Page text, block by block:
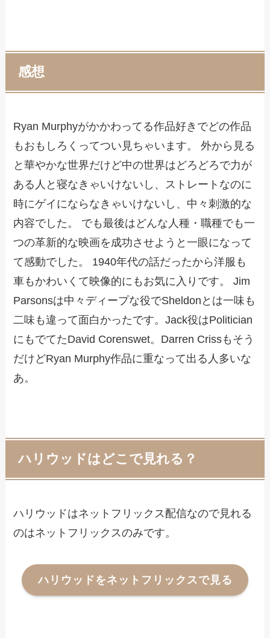
感想
Ryan Murphyがかかわってる作品好きでどの作品
もおもしろくってつい見ちゃいます。 外から見る
と華やかな世界だけど中の世界はどろどろで力が
ある人と寝なきゃいけないし、ストレートなのに
時にゲイにならなきゃいけないし、中々刺激的な
内容でした。 でも最後はどんな人種・職種でも一
つの革新的な映画を成功させようと一眼になって
て感動でした。 1940年代の話だったから洋服も
車もかわいくて映像的にもお気に入りです。 Jim
Parsonsは中々ディープな役でSheldonとは一味も
二味も違って面白かったです。Jack役はPolitician
にもでてたDavid Corenswet。Darren Crissもそう
だけどRyan Murphy作品に重なって出る人多いな
あ。
ハリウッドはどこで見れる？
ハリウッドはネットフリックス配信なので見れる
のはネットフリックスのみです。
ハリウッドをネットフリックスで見る